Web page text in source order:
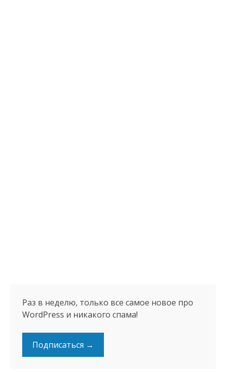
Раз в неделю, только все самое новое про
WordPress и никакого спама!
Подписаться →